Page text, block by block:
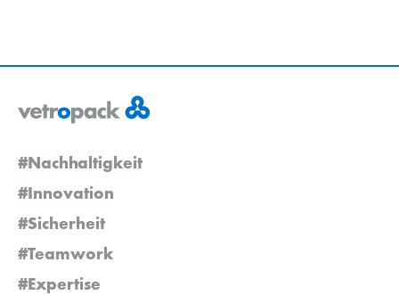
#Nachhaltigkeit
#Innovation
#Sicherheit
#Teamwork
#Expertise